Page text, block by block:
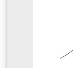
artículo está en
costes de
una visita en
Aied S S E
Disponemos
lineales de